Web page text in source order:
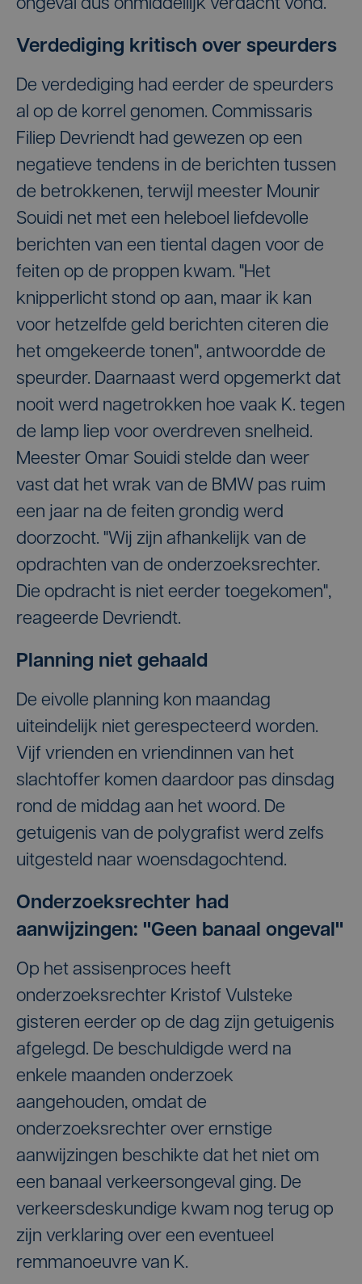
ongeval dus onmiddellijk verdacht vond.
Verdediging kritisch over speurders
De verdediging had eerder de speurders
al op de korrel genomen. Commissaris
Filiep Devriendt had gewezen op een
negatieve tendens in de berichten tussen
de betrokkenen, terwijl meester Mounir
Souidi net met een heleboel liefdevolle
berichten van een tiental dagen voor de
feiten op de proppen kwam. "Het
knipperlicht stond op aan, maar ik kan
voor hetzelfde geld berichten citeren die
het omgekeerde tonen", antwoordde de
speurder. Daarnaast werd opgemerkt dat
nooit werd nagetrokken hoe vaak K. tegen
de lamp liep voor overdreven snelheid.
Meester Omar Souidi stelde dan weer
vast dat het wrak van de BMW pas ruim
een jaar na de feiten grondig werd
doorzocht. "Wij zijn afhankelijk van de
opdrachten van de onderzoeksrechter.
Die opdracht is niet eerder toegekomen",
reageerde Devriendt.
Planning niet gehaald
De eivolle planning kon maandag
uiteindelijk niet gerespecteerd worden.
Vijf vrienden en vriendinnen van het
slachtoffer komen daardoor pas dinsdag
rond de middag aan het woord. De
getuigenis van de polygrafist werd zelfs
uitgesteld naar woensdagochtend.
Onderzoeksrechter had
aanwijzingen: "Geen banaal ongeval"
Op het assisenproces heeft
onderzoeksrechter Kristof Vulsteke
gisteren eerder op de dag zijn getuigenis
afgelegd. De beschuldigde werd na
enkele maanden onderzoek
aangehouden, omdat de
onderzoeksrechter over ernstige
aanwijzingen beschikte dat het niet om
een banaal verkeersongeval ging. De
verkeersdeskundige kwam nog terug op
zijn verklaring over een eventueel
remmanoeuvre van K.